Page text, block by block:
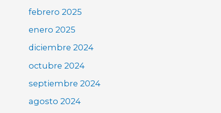
febrero 2025
enero 2025
diciembre 2024
octubre 2024
septiembre 2024
agosto 2024